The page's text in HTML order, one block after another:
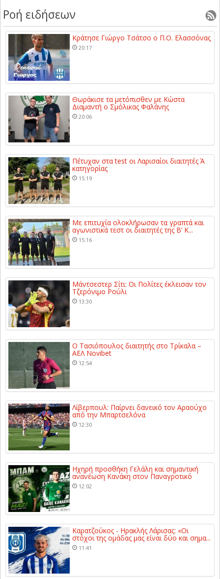
Ροή ειδήσεων
Κράτησε Γιώργο Τσάτσο ο Π.Ο. Ελασσόνας
20:17
Θωράκισε τα μετόπισθεν με Κώστα
Διαμαντή ο Σμόλικας Φαλάνης
20:06
Πέτυχαν στα test οι Λαρισαίοι διαιτητές Ά
κατηγορίας
15:19
Με επιτυχία ολοκλήρωσαν τα γραπτά και
αγωνιστικά τεστ οι διαιτητές της Β’ Κ...
15:16
Μάντσεστερ Σίτι: Οι Πολίτες έκλεισαν τον
Τζερόνιμο Ρούλι
13:30
Ο Τασιόπουλος διαιτητής στο Τρίκαλα –
ΑΕΛ Novibet
12:54
Λίβερπουλ: Παίρνει δανεικό τον Αραούχο
από την Μπαρτσελόνα
12:30
Ηχηρή προσθήκη Γελάλη και σημαντική
ανανέωση Κανάκη στον Παναγροτικό
12:02
Καρατζούκος - Ηρακλής Λάρισας: «Οι
στόχοι της ομάδας μας είναι δύο και σημα...
11:41